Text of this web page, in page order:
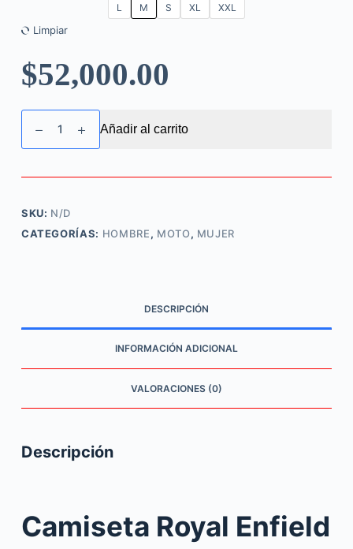
L M S XL XXL
Limpiar
$52,000.00
Himalayan
Añadir al carrito
SKU: N/D
CATEGORÍAS: HOMBRE, MOTO, MUJER
DESCRIPCIÓN
INFORMACIÓN ADICIONAL
VALORACIONES (0)
Descripción
Camiseta Royal Enfield